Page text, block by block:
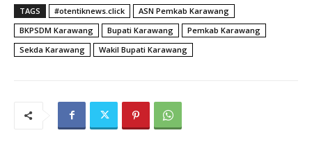
TAGS #otentiknews.click
ASN Pemkab Karawang
BKPSDM Karawang
Bupati Karawang
Pemkab Karawang
Sekda Karawang
Wakil Bupati Karawang